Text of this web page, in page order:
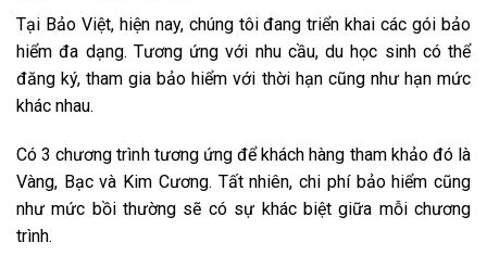
Tại Bảo Việt, hiện nay, chúng tôi đang triển khai các gói bảo
hiểm đa dạng. Tương ứng với nhu cầu, du học sinh có thể
đăng ký, tham gia bảo hiểm với thời hạn cũng như hạn mức
khác nhau.
Có 3 chương trình tương ứng để khách hàng tham khảo đó là
Vàng, Bạc và Kim Cương. Tất nhiên, chi phí bảo hiểm cũng
như mức bồi thường sẽ có sự khác biệt giữa mỗi chương
trình.